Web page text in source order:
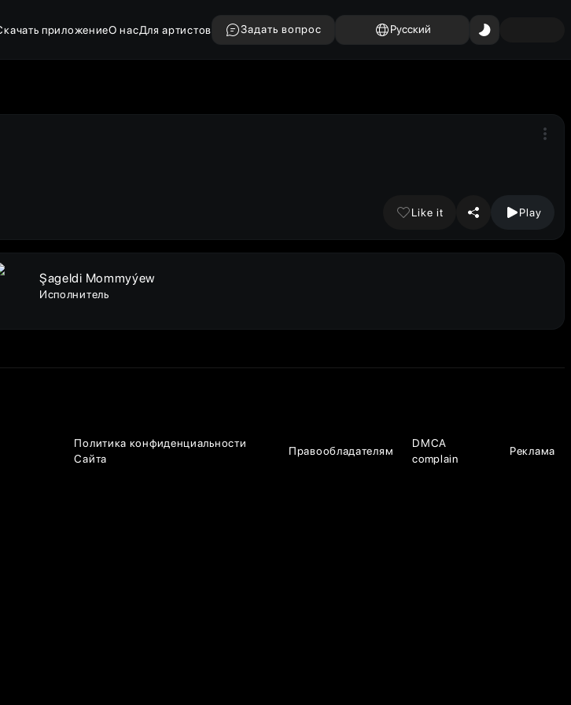
приложениеО насДля артистов Задать вопрос Русский
Like it Play
Şageldi Mommyýew
Исполнитель
Политика конфиденциальности
Сайта
Правообладателям
DMCA
complain
Реклама